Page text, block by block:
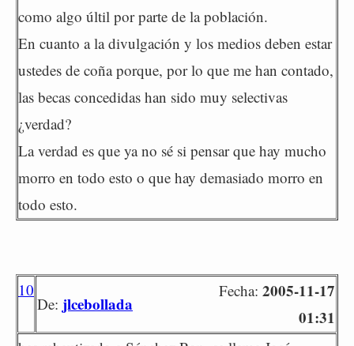
como algo últil por parte de la población.
En cuanto a la divulgación y los medios deben estar
ustedes de coña porque, por lo que me han contado,
las becas concedidas han sido muy selectivas
¿verdad?
La verdad es que ya no sé si pensar que hay mucho
morro en todo esto o que hay demasiado morro en
todo esto.
10
De: jlcebollada
Fecha: 2005-11-17
01:31